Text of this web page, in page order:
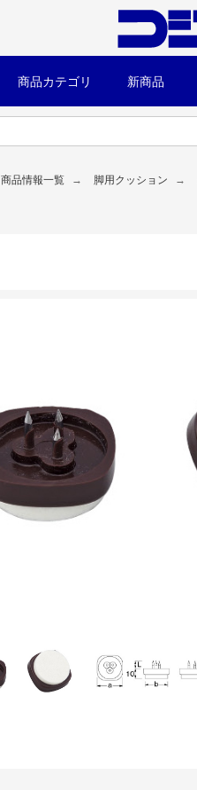
商品カテゴリ 新商品
商品情報一覧 脚用クッション